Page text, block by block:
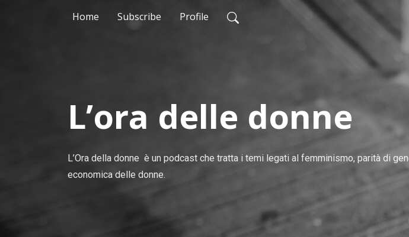
Home Subscribe Profile
L’ora delle donne
L’Ora della donne  è un podcast che tratta i temi legati al femminismo, parità di
economica delle donne.